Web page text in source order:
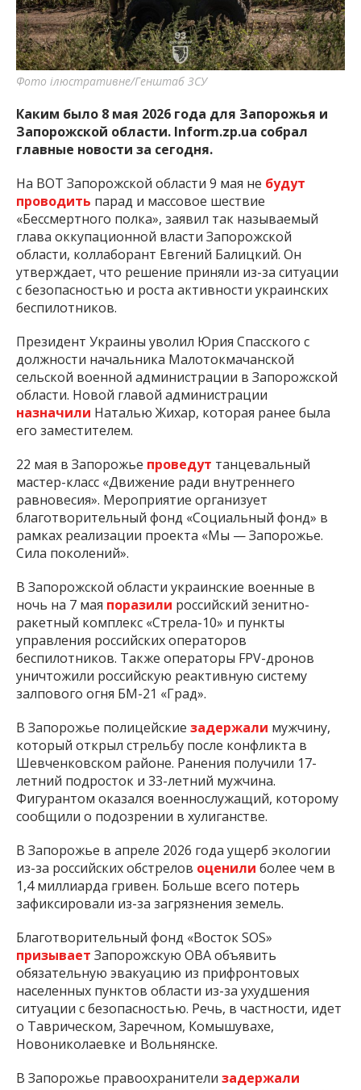
важную информацию о событиях
города Запорожья и области.
Фото ілюстративне/Генштаб ЗСУ
Каким было 8 мая 2026 года для Запорожья и
Запорожской области. Inform.zp.ua собрал
главные новости за сегодня.
На ВОТ Запорожской области 9 мая не будут
проводить парад и массовое шествие
«Бессмертного полка», заявил так называемый
глава оккупационной власти Запорожской
области, коллаборант Евгений Балицкий. Он
утверждает, что решение приняли из-за ситуации
с безопасностью и роста активности украинских
беспилотников.
Президент Украины уволил Юрия Спасского с
должности начальника Малотокмачанской
сельской военной администрации в Запорожской
области. Новой главой администрации
назначили Наталью Жихар, которая ранее была
его заместителем.
22 мая в Запорожье проведут танцевальный
мастер-класс «Движение ради внутреннего
равновесия». Мероприятие организует
благотворительный фонд «Социальный фонд» в
рамках реализации проекта «Мы — Запорожье.
Сила поколений».
В Запорожской области украинские военные в
ночь на 7 мая поразили российский зенитно-
ракетный комплекс «Стрела-10» и пункты
управления российских операторов
беспилотников. Также операторы FPV-дронов
уничтожили российскую реактивную систему
залпового огня БМ-21 «Град».
В Запорожье полицейские задержали мужчину,
который открыл стрельбу после конфликта в
Шевченковском районе. Ранения получили 17-
летний подросток и 33-летний мужчина.
Фигурантом оказался военнослужащий, которому
сообщили о подозрении в хулиганстве.
В Запорожье в апреле 2026 года ущерб экологии
из-за российских обстрелов оценили более чем в
1,4 миллиарда гривен. Больше всего потерь
зафиксировали из-за загрязнения земель.
Благотворительный фонд «Восток SOS»
призывает Запорожскую ОВА объявить
обязательную эвакуацию из прифронтовых
населенных пунктов области из-за ухудшения
ситуации с безопасностью. Речь, в частности, идет
о Таврическом, Заречном, Комышувахе,
Новониколаевке и Вольнянске.
В Запорожье правоохранители задержали